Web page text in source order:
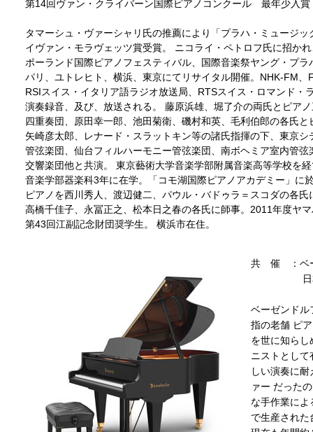
第14回ヴァン・クライバーン国際ピアノコンクール 最年少入賞
タマーシュ・ヴァーシャリ氏の推薦により「プラハ・ミュージ
イヴァン・モラヴェッツ賞受賞。 ニコライ・ペトロフ氏に招か
ポーランド国際ピアノフェスティバル、国際音楽祭ヤング・プ
パリ、ユトレヒト、横浜、東京にてリサイタル開催。NHK-FM
RSIスイス・イタリア語ラジオ放送局、RTSスイス・ロマンド・
演奏録音、及び、放送される。 藤原浜雄、堀了介の両氏とピア
四重奏団、原田幸一郎、池田菊衛、磯村和英、毛利伯郎の各氏と
矢崎彦太郎、レナード・スラットキン等の諸氏指揮の下、東京
管弦楽団、仙台フィルハーモニー管弦楽団、南ボヘミア室内管弦
交響楽団他と共演。 東京藝術大学音楽学部附属音楽高等学校を
音楽学部器楽科3年に在学。「コモ湖国際ピアノアカデミー」に
ピアノを西川秀人、渡辺健二、パウル・バドゥラ＝スコダの各
高橋千佳子、永冨正之、松本日之春の各氏に師事。2011年度ヤ
第43回江副記念財団奨学生。 横浜市在住。
共 催 ：ベー
日本クラ
ベーゼンドル
指の老舗 ピ
を世に知ら
ニストとし
しい演奏に
ァー だった
な手作業に
で生産され